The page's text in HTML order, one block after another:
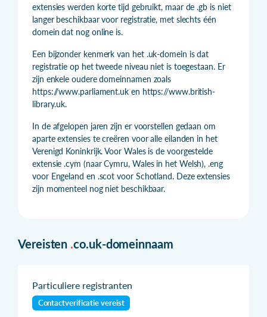
extensies werden korte tijd gebruikt, maar de .gb is niet
langer beschikbaar voor registratie, met slechts één
domein dat nog online is.
Een bijzonder kenmerk van het .uk-domein is dat
registratie op het tweede niveau niet is toegestaan. Er
zijn enkele oudere domeinnamen zoals
https://www.parliament.uk en https://www.british-
library.uk.
In de afgelopen jaren zijn er voorstellen gedaan om
aparte extensies te creëren voor alle eilanden in het
Verenigd Koninkrijk. Voor Wales is de voorgestelde
extensie .cym (naar Cymru, Wales in het Welsh), .eng
voor Engeland en .scot voor Schotland. Deze extensies
zijn momenteel nog niet beschikbaar.
Vereisten .co.uk-domeinnaam
Particuliere registranten
Contactverificatie vereist